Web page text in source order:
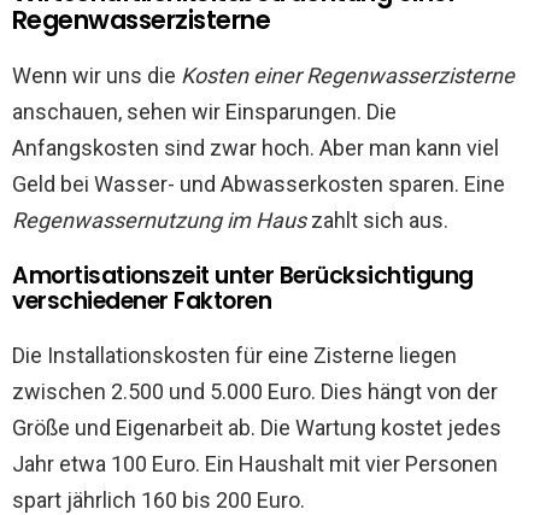
Regenwasserzisterne
Wenn wir uns die Kosten einer Regenwasserzisterne
anschauen, sehen wir Einsparungen. Die
Anfangskosten sind zwar hoch. Aber man kann viel
Geld bei Wasser- und Abwasserkosten sparen. Eine
Regenwassernutzung im Hauszahlt sich aus.
Amortisationszeit unter Berücksichtigung
verschiedener Faktoren
Die Installationskosten für eine Zisterne liegen
zwischen 2.500 und 5.000 Euro. Dies hängt von der
Größe und Eigenarbeit ab. Die Wartung kostet jedes
Jahr etwa 100 Euro. Ein Haushalt mit vier Personen
spart jährlich 160 bis 200 Euro.